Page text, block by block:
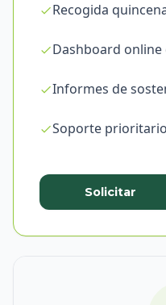
Recogida
Dashboard online
Informes de
Soporte prioritario
Solicitar